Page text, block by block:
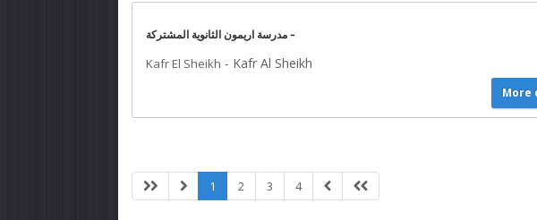
مدرسة اريمون الثانوية المشتركة -
Kafr El Sheikh - Kafr Al Sheikh
1 2 3 4